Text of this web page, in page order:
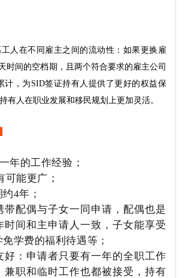
人在不同雇主之间的流动性：如果更换雇
时间的空档期，且两个符合要求的雇主公司
计，为SID签证持有人提供了更好的权益保
有人在职业发展和移民规划上更加灵活。
年的工作经验；
可能更广；
4年；
带配偶与子女一同申请，配偶也是
时间和主申请人一致，子女能享受
学费的福利待遇等；
好：申请者只要有一年的全职工作
兼职和临时工作也都被接受，持有